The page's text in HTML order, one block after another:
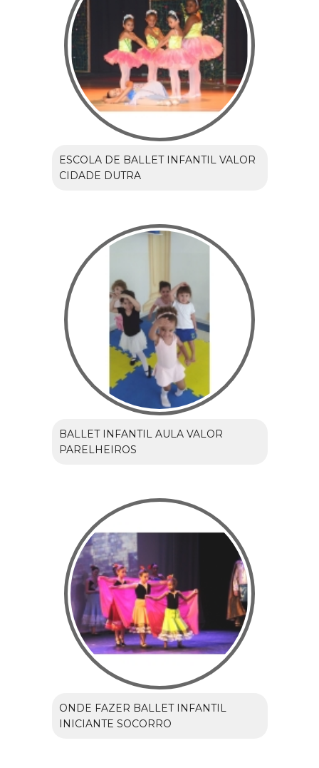
ESCOLA DE BALLET INFANTIL VALOR
CIDADE DUTRA
BALLET INFANTIL AULA VALOR
PARELHEIROS
ONDE FAZER BALLET INFANTIL
INICIANTE SOCORRO